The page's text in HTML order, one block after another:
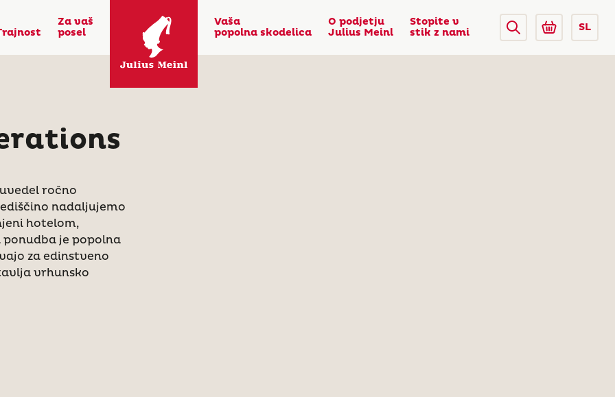
Za vaš
posel
Vaša
popolna skodelica
O podjetju
Julius Meinl
Stopite v
stik z nami
SL
ročno
nadaljujemo
hotelom,
je popolna
za edinstveno
vrhunsko